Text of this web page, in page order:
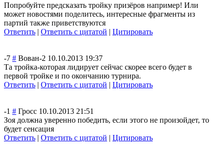
Попробуйте предсказать тройку призёров например! Или
может новостями поделитесь, интересные фрагменты из
партий также приветствуются
Ответить | Ответить с цитатой | Цитировать
-7 # Вован-2 10.10.2013 19:37
Та тройка-которая лидирует сейчас скорее всего будет в
первой тройке и по окончанию турнира.
Ответить | Ответить с цитатой | Цитировать
-1 # Гросс 10.10.2013 21:51
Зоя должна уверенно победить, если этого не произойдет, то
будет сенсация
Ответить | Ответить с цитатой | Цитировать